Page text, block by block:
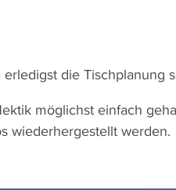
die Tischplanung
möglichst einfach
wiederhergestellt werden.